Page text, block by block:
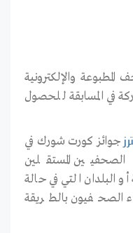
والإلكترونية
في المسابقة للحصول
جوائز كورت شورك في
الصحفيين المستقلين
أو البلدان التي في حالة
الصحفيون بالطريقة